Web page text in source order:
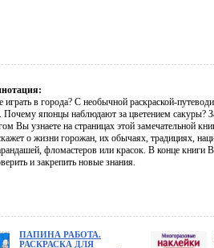
в города? С необычной раскраской-
Почему японцы наблюдают за цветением сакуры?
Вы узнаете на страницах этой замечательной
о жизни горожан, их обычаях, традициях,
фломастеров или красок. В конце книги
и закрепить новые знания.
ПАПИНА РАБОТА.
РАСКРАСКА ДЛЯ